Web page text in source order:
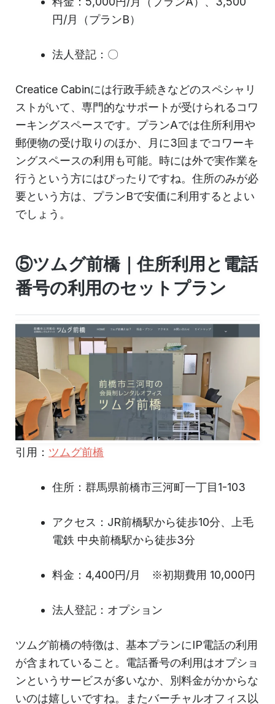
円/月（プランB）
法人登記：〇
Creatice Cabinには行政手続きなどのスペシャリ
ストがいて、専門的なサポートが受けられるコワ
ーキングスペースです。プランAでは住所利用や
郵便物の受け取りのほか、月に3回までコワーキ
ングスペースの利用も可能。時には外で実作業を
行うという方にはぴったりですね。住所のみが必
要という方は、プランBで安価に利用するとよい
でしょう。
⑤ツムグ前橋｜住所利用と電話
番号の利用のセットプラン
引用： ツムグ前橋
住所：群馬県前橋市三河町一丁目1-103
アクセス：JR前橋駅から徒歩10分、上毛
電鉄 中央前橋駅から徒歩3分
料金：4,400円/月 ※初期費用 10,000円
法人登記：オプション
ツムグ前橋の特徴は、基本プランにIP電話の利用
が含まれていること。電話番号の利用はオプショ
ンというサービスが多いなか、別料金がかからな
いのは嬉しいですね。またバーチャルオフィス以